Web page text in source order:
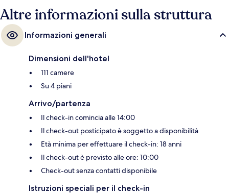
Altre informazioni sulla struttura
Informazioni generali
Dimensioni dell'hotel
111 camere
Su 4 piani
Arrivo/partenza
Il check-in comincia alle 14:00
Il check-out posticipato è soggetto a disponibilità
Età minima per effettuare il check-in: 18 anni
Il check-out è previsto alle ore: 10:00
Check-out senza contatti disponibile
Istruzioni speciali per il check-in